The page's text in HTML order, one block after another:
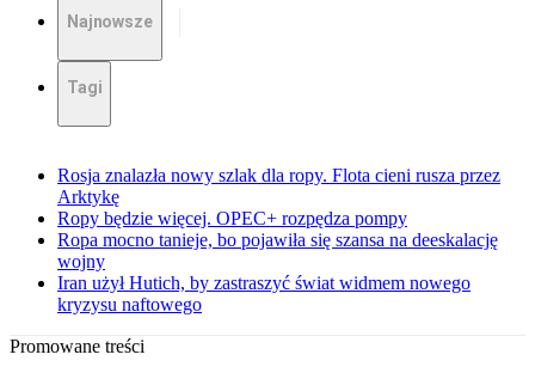
Najnowsze
Tagi
Rosja znalazła nowy szlak dla ropy. Flota cieni rusza przez
Arktykę
Ropy będzie więcej. OPEC+ rozpędza pompy
Ropa mocno tanieje, bo pojawiła się szansa na deeskalację
wojny
Iran użył Hutich, by zastraszyć świat widmem nowego
kryzysu naftowego
Promowane treści